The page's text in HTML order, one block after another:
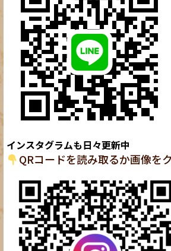
インスタグラムも日々更新中
QRコードを読み取るか画像を